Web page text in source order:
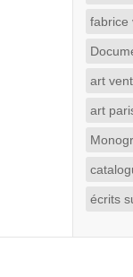
fabrice
art
art
écrits